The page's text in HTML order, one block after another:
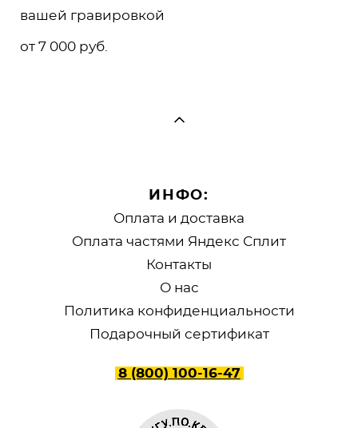
вашей гравировкой
от 7 000 pуб.
ИНФО:
Оплата и доставка
Оплата частями Яндекс Сплит
Контакты
О нас
Политика конфиденциальности
Подарочный сертификат
8 (800) 100-16-47